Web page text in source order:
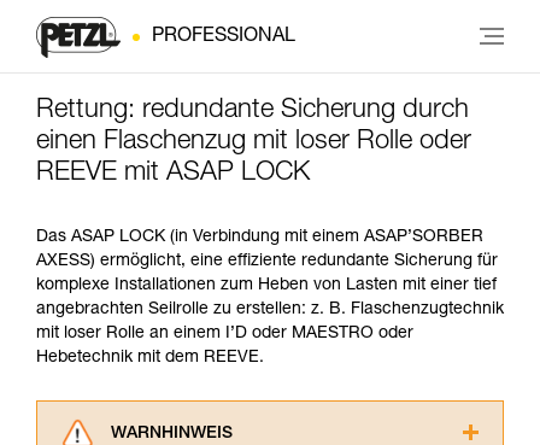
PROFESSIONAL
Rettung: redundante Sicherung durch
einen Flaschenzug mit loser Rolle oder
REEVE mit ASAP LOCK
Das ASAP LOCK (in Verbindung mit einem ASAP’SORBER
AXESS) ermöglicht, eine effiziente redundante Sicherung für
komplexe Installationen zum Heben von Lasten mit einer tief
angebrachten Seilrolle zu erstellen: z. B. Flaschenzugtechnik
mit loser Rolle an einem I’D oder MAESTRO oder
Hebetechnik mit dem REEVE.
WARNHINWEIS